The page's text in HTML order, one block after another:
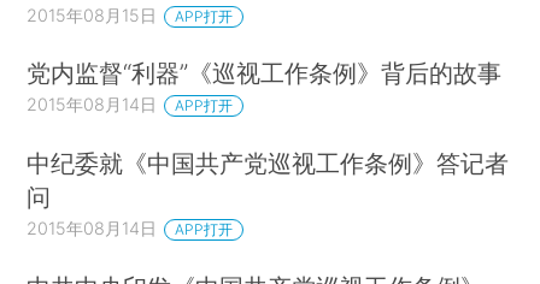
2015年08月15日 APP打开
党内监督“利器”《巡视工作条例》背后的故事
2015年08月14日 APP打开
中纪委就《中国共产党巡视工作条例》答记者
问
2015年08月14日 APP打开